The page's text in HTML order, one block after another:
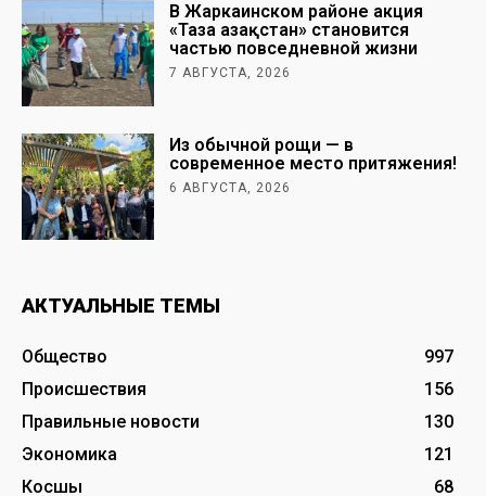
В Жаркаинском районе акция
«Таза Қазақстан» становится
частью повседневной жизни
7 АВГУСТА, 2026
Из обычной рощи — в
современное место притяжения!
6 АВГУСТА, 2026
АКТУАЛЬНЫЕ ТЕМЫ
Общество
997
Происшествия
156
Правильные новости
130
Экономика
121
Косшы
68